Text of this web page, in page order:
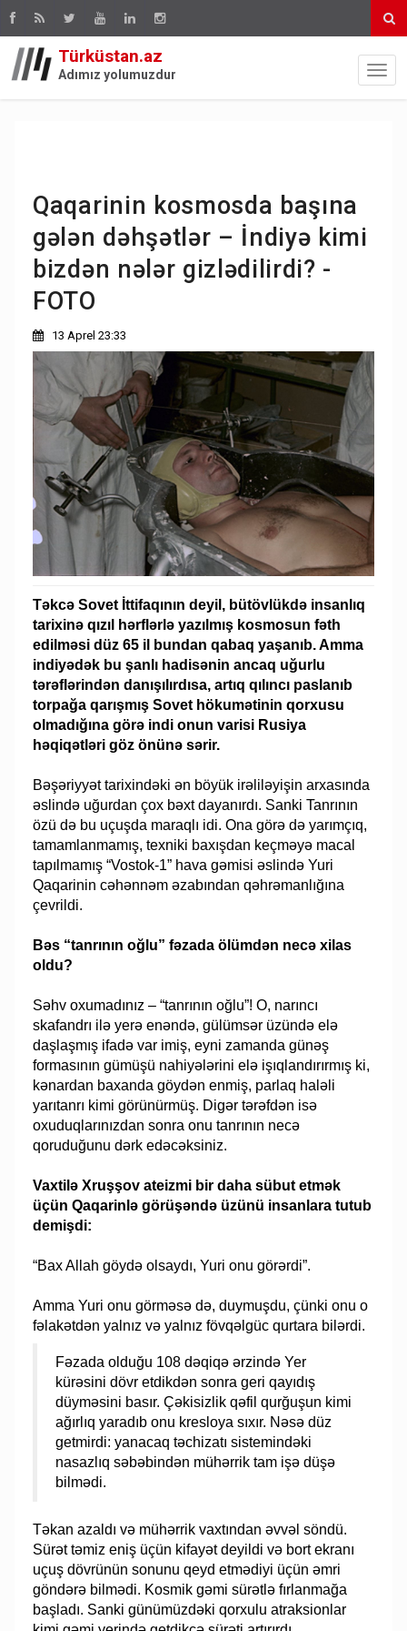
Türküstan.az
Adımız yolumuzdur
Qaqarinin kosmosda başına
gələn dəhşətlər – İndiyə kimi
bizdən nələr gizlədilirdi? -
FOTO
13 Aprel 23:33
Təkcə Sovet İttifaqının deyil, bütövlükdə insanlıq
tarixinə qızıl hərflərlə yazılmış kosmosun fəth
edilməsi düz 65 il bundan qabaq yaşanıb. Amma
indiyədək bu şanlı hadisənin ancaq uğurlu
tərəflərindən danışılırdısa, artıq qılıncı paslanıb
torpağa qarışmış Sovet hökumətinin qorxusu
olmadığına görə indi onun varisi Rusiya
həqiqətləri göz önünə sərir.
Bəşəriyyət tarixindəki ən böyük irəliləyişin arxasında
əslində uğurdan çox bəxt dayanırdı. Sanki Tanrının
özü də bu uçuşda maraqlı idi. Ona görə də yarımçıq,
tamamlanmamış, texniki baxışdan keçməyə macal
tapılmamış “Vostok-1” hava gəmisi əslində Yuri
Qaqarinin cəhənnəm əzabından qəhrəmanlığına
çevrildi.
Bəs “tanrının oğlu” fəzada ölümdən necə xilas
oldu?
Səhv oxumadınız – “tanrının oğlu”! O, narıncı
skafandrı ilə yerə enəndə, gülümsər üzündə elə
daşlaşmış ifadə var imiş, eyni zamanda günəş
formasının gümüşü nahiyələrini elə işıqlandırırmış ki,
kənardan baxanda göydən enmiş, parlaq haləli
yarıtanrı kimi görünürmüş. Digər tərəfdən isə
oxuduqlarınızdan sonra onu tanrının necə
qoruduğunu dərk edəcəksiniz.
Vaxtilə Xruşşov ateizmi bir daha sübut etmək
üçün Qaqarinlə görüşəndə üzünü insanlara tutub
demişdi:
“Bax Allah göydə olsaydı, Yuri onu görərdi”.
Amma Yuri onu görməsə də, duymuşdu, çünki onu o
fəlakətdən yalnız və yalnız fövqəlgüc qurtara bilərdi.
Fəzada olduğu 108 dəqiqə ərzində Yer
kürəsini dövr etdikdən sonra geri qayıdış
düyməsini basır. Çəkisizlik qəfil qurğuşun kimi
ağırlıq yaradıb onu kresloya sıxır. Nəsə düz
getmirdi: yanacaq təchizatı sistemindəki
nasazlıq səbəbindən mühərrik tam işə düşə
bilmədi.
Təkan azaldı və mühərrik vaxtından əvvəl söndü.
Sürət təmiz eniş üçün kifayət deyildi və bort ekranı
uçuş dövrünün sonunu qeyd etmədiyi üçün əmri
göndərə bilmədi. Kosmik gəmi sürətlə fırlanmağa
başladı. Sanki günümüzdəki qorxulu atraksionlar